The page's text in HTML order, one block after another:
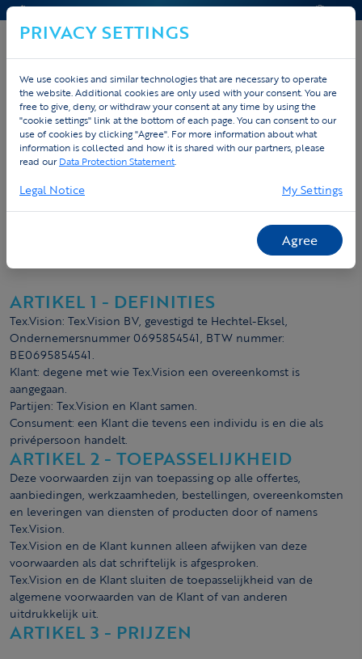
CONTACT & AIDE DEVIS
Conditions générales
TEX.VISION
ARTIKEL 1 - DEFINITIES
Tex.Vision: Tex.Vision BV, gevestigd te Hechtel-Eksel,
Ondernemersnummer 0695854541, BTW nummer:
BE0695854541.
Klant: degene met wie Tex.Vision een overeenkomst is
aangegaan.
Partijen: Tex.Vision en Klant samen.
Consument: een Klant die tevens een individu is en die als
privépersoon handelt.
ARTIKEL 2 - TOEPASSELIJKHEID
Deze voorwaarden zijn van toepassing op alle offertes,
aanbiedingen, werkzaamheden, bestellingen, overeenkomsten
en leveringen van diensten of producten door of namens
Tex.Vision.
Tex.Vision en de Klant kunnen alleen afwijken van deze
voorwaarden als dat schriftelijk is afgesproken.
Tex.Vision en de Klant sluiten de toepasselijkheid van de
algemene voorwaarden van de Klant of van anderen
uitdrukkelijk uit.
ARTIKEL 3 - PRIJZEN
PRIVACY SETTINGS
We use cookies and similar technologies that are necessary to operate
the website. Additional cookies are only used with your consent. You are
free to give, deny, or withdraw your consent at any time by using the
"cookie settings" link at the bottom of each page. You can consent to our
use of cookies by clicking "Agree". For more information about what
information is collected and how it is shared with our partners, please
read ourData Protection Statement.
Legal Notice My Settings
Agree